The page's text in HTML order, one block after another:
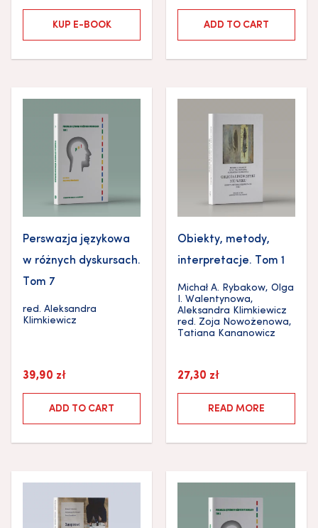
KUP E-BOOK ADD TO CART
Perswazja językowa
w różnych dyskursach.
Tom 7
red. Aleksandra
Klimkiewicz
39,90 zł
ADD TO CART
Obiekty, metody,
interpretacje. Tom 1
Michał A. Rybakow, Olga
I. Walentynowa,
Aleksandra Klimkiewicz
red. Zoja Nowożenowa,
Tatiana Kananowicz
27,30 zł
READ MORE